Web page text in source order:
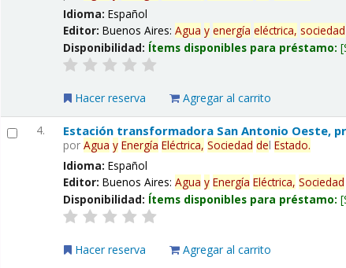
Idioma:Español
Editor:Buenos Aires:Agua y energía eléctrica, sociedad
Disponibilidad: Ítems disponibles para préstamo:
Hacer reserva Agregar al carrito
4. Estación transformadora San Antonio Oeste,
porAgua y Energía Eléctrica, Sociedad delEstado.
Idioma:Español
Editor:Buenos Aires:Agua y Energía Eléctrica, Sociedad
Disponibilidad: Ítems disponibles para préstamo:
Hacer reserva Agregar al carrito